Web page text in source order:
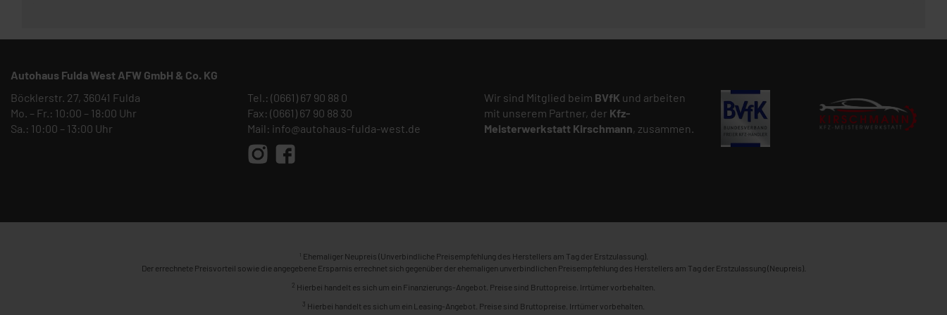
Autohaus Fulda West AFW GmbH & Co. KG
Böcklerstr. 27, 36041 Fulda
Mo. – Fr.: 10:00 – 18:00 Uhr
Sa.: 10:00 – 13:00 Uhr
Tel.: (0661) 67 90 88 0
Fax: (0661) 67 90 88 30
Mail: info@autohaus-fulda-west.de
Wir sind Mitglied beim BVfK und arbeiten
mit unserem Partner, der Kfz-
Meisterwerkstatt Kirschmann, zusammen.
1 Ehemaliger Neupreis (Unverbindliche Preisempfehlung des Herstellers am Tag der Erstzulassung).
Der errechnete Preisvorteil sowie die angegebene Ersparnis errechnet sich gegenüber der ehemaligen unverbindlichen Preisempfehlung des Herstellers am Tag der Erstzulassung (Neupreis).
2 Hierbei handelt es sich um ein Finanzierungs-Angebot. Preise sind Bruttopreise. Irrtümer vorbehalten.
3 Hierbei handelt es sich um ein Leasing-Angebot. Preise sind Bruttopreise. Irrtümer vorbehalten.